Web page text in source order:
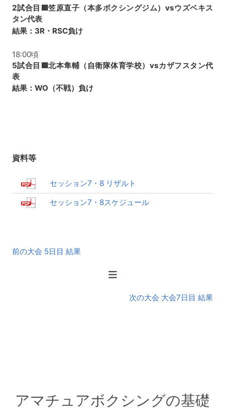
2試合目🟥笠原直子（本多ボクシングジム）vsウズベキス
タン代表
結果：3R・RSC負け
18:00頃
5試合目🟥北本隼輔（自衛隊体育学校）vsカザフスタン代
表
結果：WO（不戦）負け
資料等
セッション7・8 リザルト
セッション7・8スケジュール
後
前の大会 5日目 結果
次の大会 大会7日目 結果
アマチュアボクシングの基礎